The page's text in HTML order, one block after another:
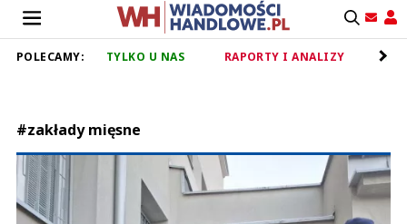
POLECAMY: TYLKO U NAS RAPORTY I ANALIZY
#zakłady mięsne